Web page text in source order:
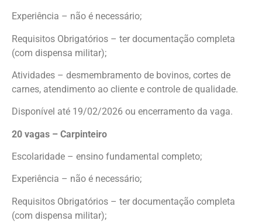
Experiência – não é necessário;
Requisitos Obrigatórios – ter documentação completa
(com dispensa militar);
Atividades – desmembramento de bovinos, cortes de
carnes, atendimento ao cliente e controle de qualidade.
Disponível até 19/02/2026 ou encerramento da vaga.
20 vagas – Carpinteiro
Escolaridade – ensino fundamental completo;
Experiência – não é necessário;
Requisitos Obrigatórios – ter documentação completa
(com dispensa militar);